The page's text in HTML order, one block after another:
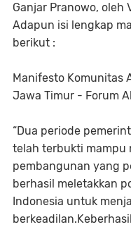
Ganjar Pranowo, oleh
Adapun isi lengkap
berikut :
Manifesto Komunitas
Jawa Timur - Forum
“Dua periode
telah terbukti mampu
pembangunan yang
berhasil meletakkan
Indonesia untuk